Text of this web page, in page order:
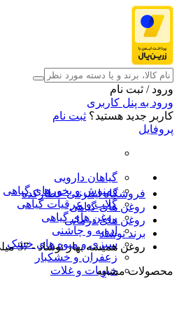
ورود / ثبت نام
ورود به پنل کاربری
کاربر جدید هستید؟ ثبت نام
پروفایل
گیاهان دارویی
دمنوش و بخورهای گیاهی
گلاب و عرقیات گیاهی
روغن های گیاهی
ادویه و چاشنی
سبزی و میوه های خشک
زعفران و خشکبار
حبوبات و غلات
فروشگاه اینترنتی عطارکده
روغن های گیاهی
روغن های درمانی
برند نوشاد
روغن همیشه بهار نوشاد - 37 میلی لیتر
محصولات مشابه